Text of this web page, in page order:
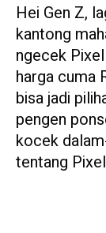
Hei Gen Z,
kantong
ngecek
harga cuma
bisa jadi
pengen
kocek
tentang